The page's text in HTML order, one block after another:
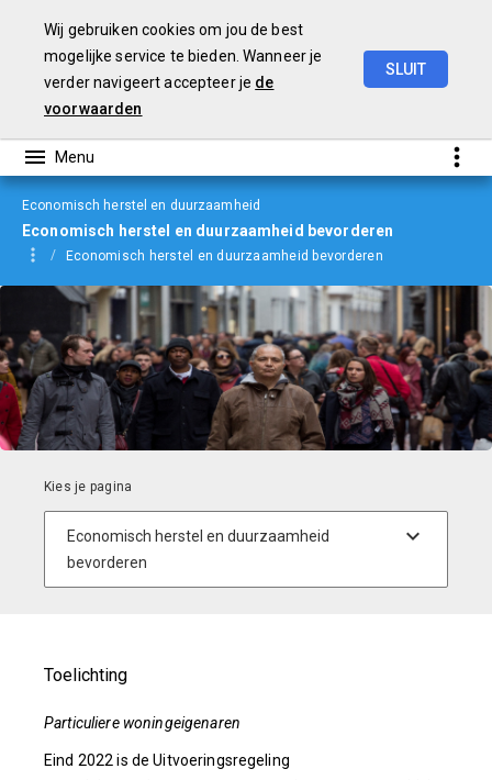
Wij gebruiken cookies om jou de best
mogelijke service te bieden. Wanneer je
verder navigeert accepteer je de
voorwaarden
SLUIT
Economisch herstel en duurzaamheid
Economisch herstel en duurzaamheid bevorderen
Economisch herstel en duurzaamheid bevorderen
Toelichting
Particuliere woningeigenaren
Eind 2022 is de Uitvoeringsregeling